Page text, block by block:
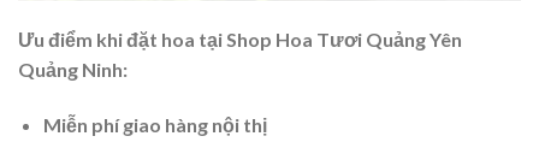
Ưu điểm khi đặt hoa tại Shop Hoa Tươi Quảng Yên
Quảng Ninh:
Miễn phí giao hàng nội thị